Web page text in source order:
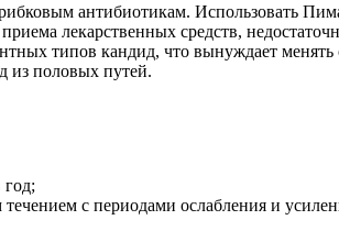
антибиотикам. Использовать
лекарственных средств,
типов кандид, что вынуждает
из половых путей.
с периодами ослабления и